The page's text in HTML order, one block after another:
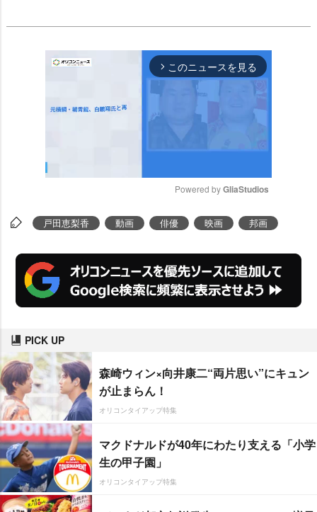
arrow_forward_ios このニュースを見る
M
u
Powered by GliaStudios
戸田恵梨香 動画 俳優 映画 邦画
PICK UP
森崎ウィン×向井康二“両片思い”にキュン
が止まらん！
オリコンタイアップ特集
マクドナルドが40年にわたり支える「小学
生の甲子園」
オリコンタイアップ特集